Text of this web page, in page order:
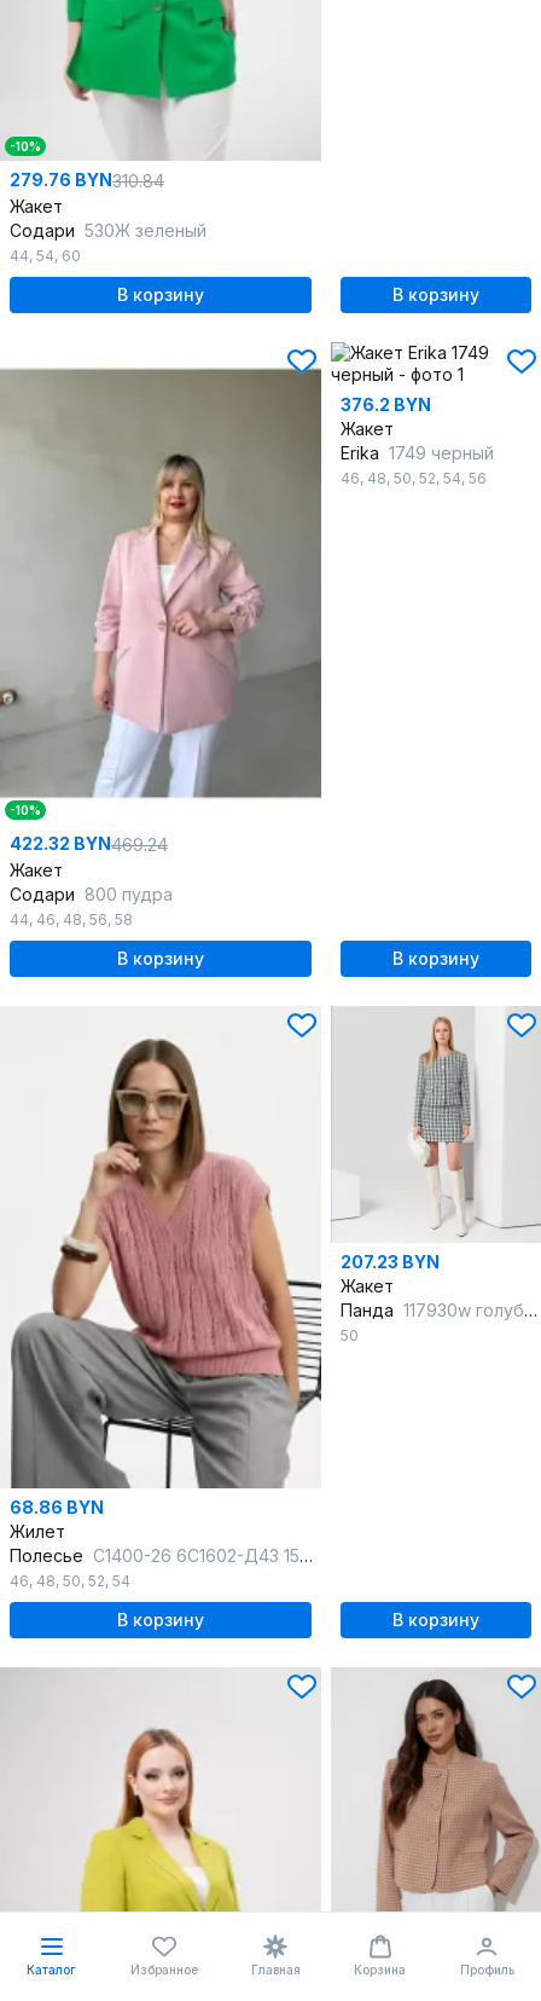
-10%
279.76 BYN310.84
Жакет
Содари 530Ж зеленый
44, 54, 60
В корзину В корзину
-10%
422.32 BYN469.24
Жакет
Содари 800 пудра
44, 46, 48, 56, 58
В корзину
376.2 BYN
Жакет
Erika 1749 черный
46, 48, 50, 52, 54, 56
В корзину
68.86 BYN
Жилет
Полесье С1400-26 6С1602-Д43 158,164 розовый_загар
46, 48, 50, 52, 54
В корзину
207.23 BYN
Жакет
Панда 117930w голубой
50
В корзину
Каталог Избранное Главная Корзина Профиль